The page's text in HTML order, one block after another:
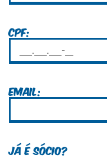
CPF:
Email:
Já é Sócio?